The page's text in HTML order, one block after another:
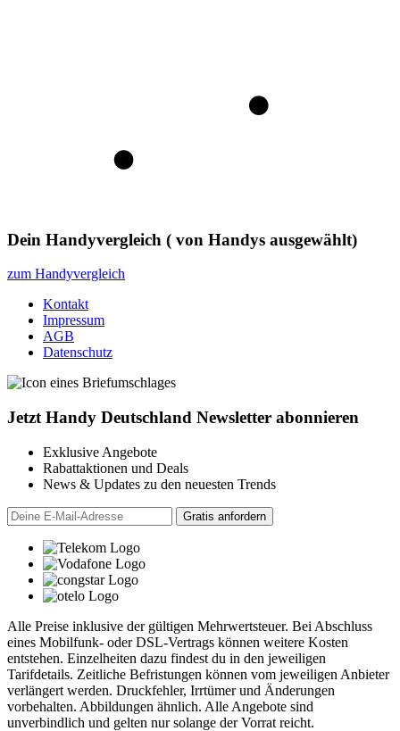
Dein Handyvergleich ( von Handys ausgewählt)
zum Handyvergleich
Kontakt
Impressum
AGB
Datenschutz
Jetzt Handy Deutschland Newsletter abonnieren
Exklusive Angebote
Rabattaktionen und Deals
News & Updates zu den neuesten Trends
Alle Preise inklusive der gültigen Mehrwertsteuer. Bei Abschluss
eines Mobilfunk- oder DSL-Vertrags können weitere Kosten
entstehen. Einzelheiten dazu findest du in den jeweiligen
Tarifdetails. Zeitliche Befristungen können vom jeweiligen Anbieter
verlängert werden. Druckfehler, Irrtümer und Änderungen
vorbehalten. Abbildungen ähnlich. Alle Angebote sind
unverbindlich und gelten nur solange der Vorrat reicht.